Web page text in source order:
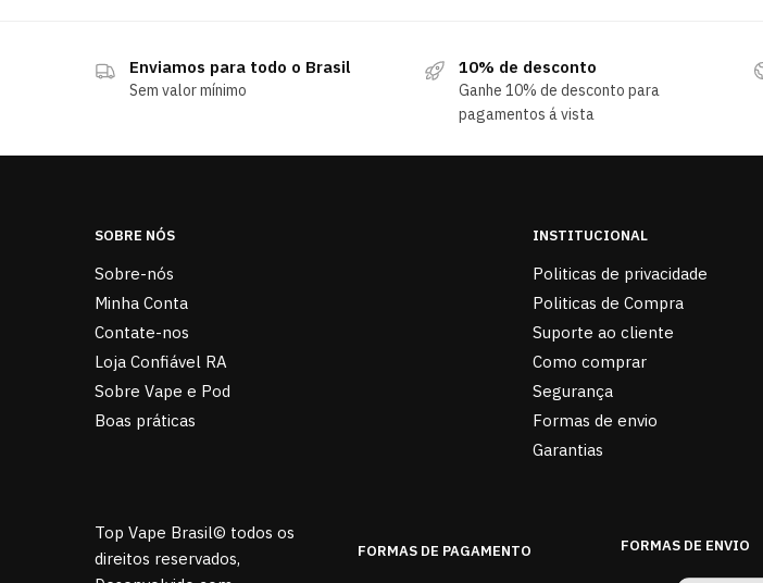
Enviamos para todo o Brasil
Sem valor mínimo
10% de desconto
Ganhe 10% de desconto para
pagamentos á vista
SOBRE NÓS
Sobre-nós
Minha Conta
Contate-nos
Loja Confiável RA
Sobre Vape e Pod
Boas práticas
INSTITUCIONAL
Politicas de privacidade
Politicas de Compra
Suporte ao cliente
Como comprar
Segurança
Formas de envio
Garantias
Top Vape Brasil© todos os
direitos reservados,
FORMAS DE PAGAMENTO FORMAS DE ENVIO